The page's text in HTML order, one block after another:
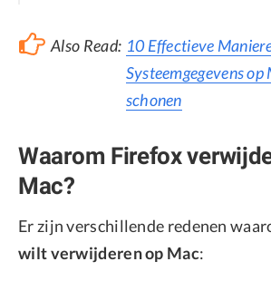
Also Read: 10 Effectieve
Systeemgegevens op
schonen
Waarom Firefox
Mac?
Er zijn verschillende redenen
wilt verwijderen op Mac: